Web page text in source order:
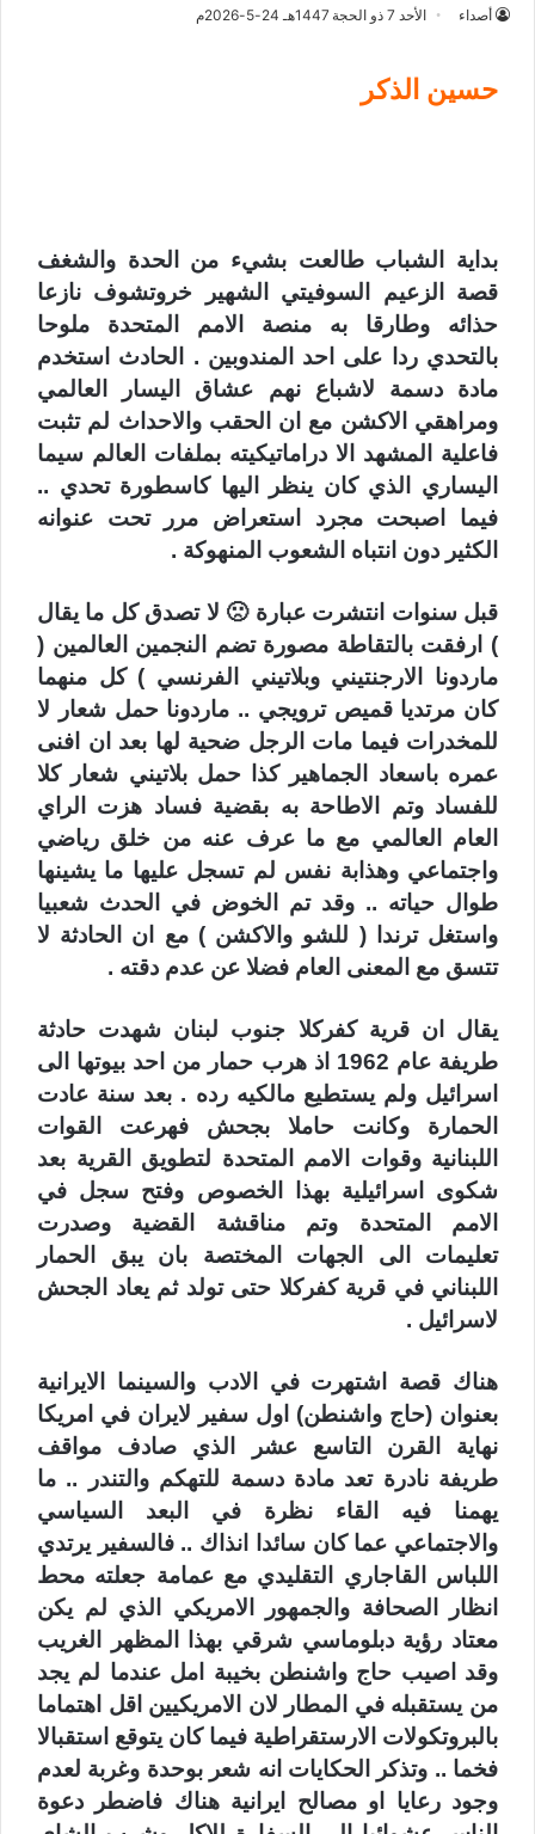
أصداء الأحد 7 ذو الحجة 1447هـ 24-5-2026م
حسين الذكر
بداية الشباب طالعت بشيء من الحدة والشغف
قصة الزعيم السوفيتي الشهير خروتشوف نازعا
حذائه وطارقا به منصة الامم المتحدة ملوحا
بالتحدي ردا على احد المندوبين . الحادث استخدم
مادة دسمة لاشباع نهم عشاق اليسار العالمي
ومراهقي الاكشن مع ان الحقب والاحداث لم تثبت
فاعلية المشهد الا دراماتيكيته بملفات العالم سيما
اليساري الذي كان ينظر اليها كاسطورة تحدي ..
فيما اصبحت مجرد استعراض مرر تحت عنوانه
الكثير دون انتباه الشعوب المنهوكة .
قبل سنوات انتشرت عبارة 🙁 لا تصدق كل ما يقال
) ارفقت بالتقاطة مصورة تضم النجمين العالمين (
ماردونا الارجنتيني وبلاتيني الفرنسي ) كل منهما
كان مرتديا قميص ترويجي .. ماردونا حمل شعار لا
للمخدرات فيما مات الرجل ضحية لها بعد ان افنى
عمره باسعاد الجماهير كذا حمل بلاتيني شعار كلا
للفساد وتم الاطاحة به بقضية فساد هزت الراي
العام العالمي مع ما عرف عنه من خلق رياضي
واجتماعي وهذابة نفس لم تسجل عليها ما يشينها
طوال حياته .. وقد تم الخوض في الحدث شعبيا
واستغل ترندا ( للشو والاكشن ) مع ان الحادثة لا
تتسق مع المعنى العام فضلا عن عدم دقته .
يقال ان قرية كفركلا جنوب لبنان شهدت حادثة
طريفة عام 1962 اذ هرب حمار من احد بيوتها الى
اسرائيل ولم يستطيع مالكيه رده . بعد سنة عادت
الحمارة وكانت حاملا بجحش فهرعت القوات
اللبنانية وقوات الامم المتحدة لتطويق القرية بعد
شكوى اسرائيلية بهذا الخصوص وفتح سجل في
الامم المتحدة وتم مناقشة القضية وصدرت
تعليمات الى الجهات المختصة بان يبق الحمار
اللبناني في قرية كفركلا حتى تولد ثم يعاد الجحش
لاسرائيل .
هناك قصة اشتهرت في الادب والسينما الايرانية
بعنوان (حاج واشنطن) اول سفير لايران في امريكا
نهاية القرن التاسع عشر الذي صادف مواقف
طريفة نادرة تعد مادة دسمة للتهكم والتندر .. ما
يهمنا فيه القاء نظرة في البعد السياسي
والاجتماعي عما كان سائدا انذاك .. فالسفير يرتدي
اللباس القاجاري التقليدي مع عمامة جعلته محط
انظار الصحافة والجمهور الامريكي الذي لم يكن
معتاد رؤية دبلوماسي شرقي بهذا المظهر الغريب
وقد اصيب حاج واشنطن بخيبة امل عندما لم يجد
من يستقبله في المطار لان الامريكيين اقل اهتماما
بالبروتكولات الارستقراطية فيما كان يتوقع استقبالا
فخما .. وتذكر الحكايات انه شعر بوحدة وغربة لعدم
وجود رعايا او مصالح ايرانية هناك فاضطر دعوة